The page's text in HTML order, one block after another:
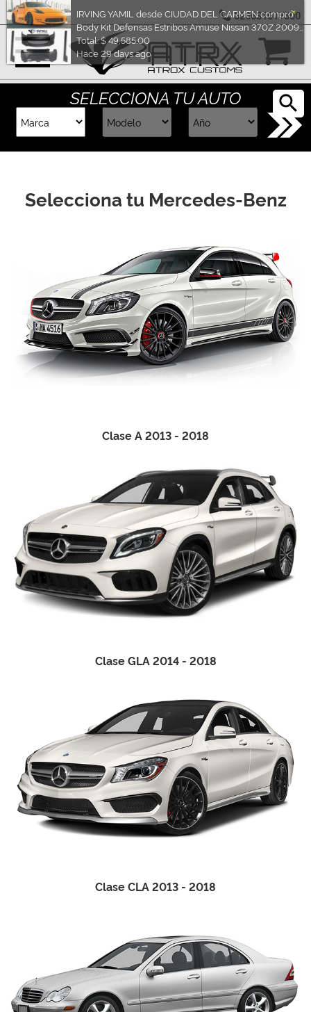
Marcas
Reputación
Cotizador
Contacto
526631617500
SELECCIONA TU AUTO
Selecciona tu Mercedes-Benz
Clase A 2013 - 2018
Clase GLA 2014 - 2018
Clase CLA 2013 - 2018
IRVING YAMIL desde CIUDAD DEL CARMEN compró
Body Kit Defensas Estribos Amuse Nissan 370Z 2009 - 2021
Total: $ 49,585.00
Hace 29 days ago
×